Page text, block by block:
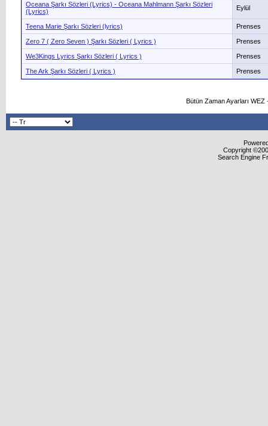
Oceana Şarkı Sözleri (Lyrics) - Oceana Mahlmann Şarkı Sözleri
(Lyrics)
Eylül
Teena Marie Şarkı Sözleri (lyrics) Prenses
Zero 7 ( Zero Seven ) Şarkı Sözleri ( Lyrics ) Prenses
We3Kings Lyrics Şarkı Sözleri ( Lyrics ) Prenses
The Ark Şarkı Sözleri ( Lyrics ) Prenses
Bütün Zaman Ayarları
Copyright
Search Engine